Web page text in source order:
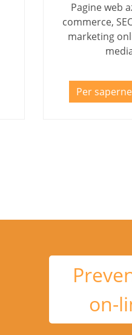
Pagine web
commerce,
marketing
Per
on-